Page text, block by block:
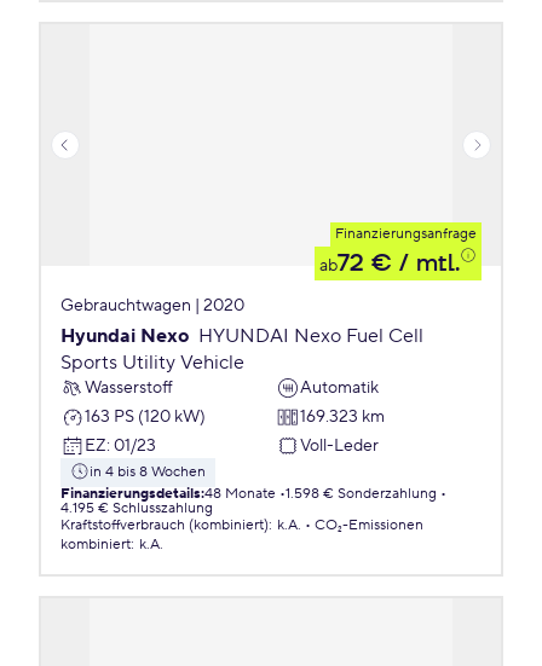
Finanzierungsanfrage
ab72 € / mtl.
Gebrauchtwagen | 2020
Hyundai Nexo HYUNDAI Nexo Fuel Cell
Sports Utility Vehicle
Wasserstoff
Automatik
163 PS (120 kW)
169.323 km
EZ: 01/23 Voll-Leder
in 4 bis 8 Wochen
Finanzierungsdetails:48 Monate 1.598 € Sonderzahlung
4.195 € Schlusszahlung
Kraftstoffverbrauch (kombiniert): k.A.
CO₂-Emissionen
kombiniert: k.A.